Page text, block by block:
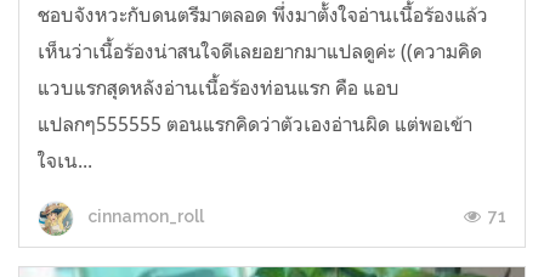
ชอบจังหวะกับดนตรีมาตลอด พึ่งมาตั้งใจอ่านเนื้อร้องแล้ว
เห็นว่าเนื้อร้องน่าสนใจดีเลยอยากมาแปลดูค่ะ ((ความคิด
แวบแรกสุดหลังอ่านเนื้อร้องท่อนแรก คือ แอบ
แปลกๆ555555 ตอนแรกคิดว่าตัวเองอ่านผิด แต่พอเข้า
ใจเน...
cinnamon_roll 71